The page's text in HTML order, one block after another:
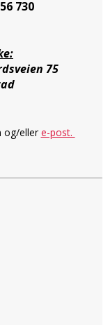
730
75
og/ellere-post.